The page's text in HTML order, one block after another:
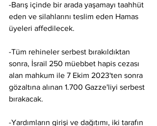
-Barış içinde bir arada yaşamayı taahhüt
eden ve silahlarını teslim eden Hamas
üyeleri affedilecek.
-Tüm rehineler serbest bırakıldıktan
sonra, İsrail 250 müebbet hapis cezası
alan mahkum ile 7 Ekim 2023'ten sonra
gözaltına alınan 1.700 Gazze'liyi serbest
bırakacak.
-Yardımların girişi ve dağıtımı, iki tarafın